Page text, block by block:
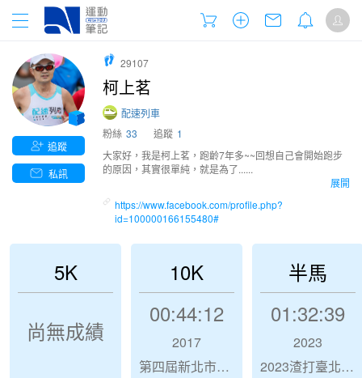
追蹤
私訊
29107
柯上茗
配速列車
粉絲 33 追蹤 1
大家好，我是柯上茗，跑齡7年多~~回想自己會開始跑步
的原因，其實很單純，就是為了......
展開
https://www.facebook.com/profile.php?
id=100000166155480#
5K
尚無成績
10K
00:44:12
2017
第四屆新北市工安盃路跑
半馬
01:32:39
2023
2023渣打臺北公益馬拉松